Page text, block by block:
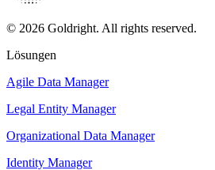
© 2026 Goldright. All rights reserved.
Lösungen
Agile Data Manager
Legal Entity Manager
Organizational Data Manager
Identity Manager